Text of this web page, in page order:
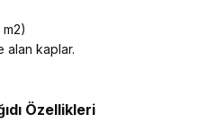
m2)
alan kaplar.
Özellikleri